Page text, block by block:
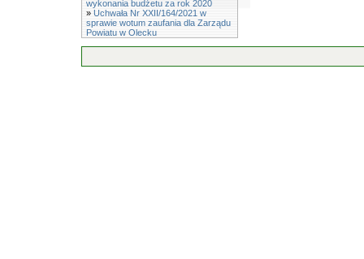
wykonania budżetu za rok 2020
» Uchwała Nr XXII/164/2021 w
sprawie wotum zaufania dla Zarządu
Powiatu w Olecku